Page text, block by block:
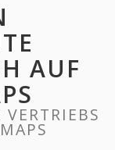
AUF